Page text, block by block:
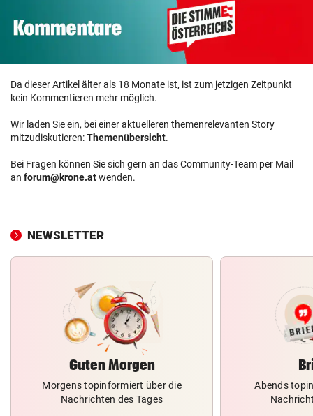
Da dieser Artikel älter als 18 Monate ist, ist zum jetzigen Zeitpunkt
kein Kommentieren mehr möglich.
Wir laden Sie ein, bei einer aktuelleren themenrelevanten Story
mitzudiskutieren:Themenübersicht.
Bei Fragen können Sie sich gern an das Community-Team per Mail
an forum@krone.atwenden.
NEWSLETTER
Guten Morgen
Morgens topinformiert über die
Nachrichten des Tages
Abends